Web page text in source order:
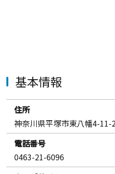
基本情報
住所
神奈川県平塚市東八幡4-11-
電話番号
0463-21-6096